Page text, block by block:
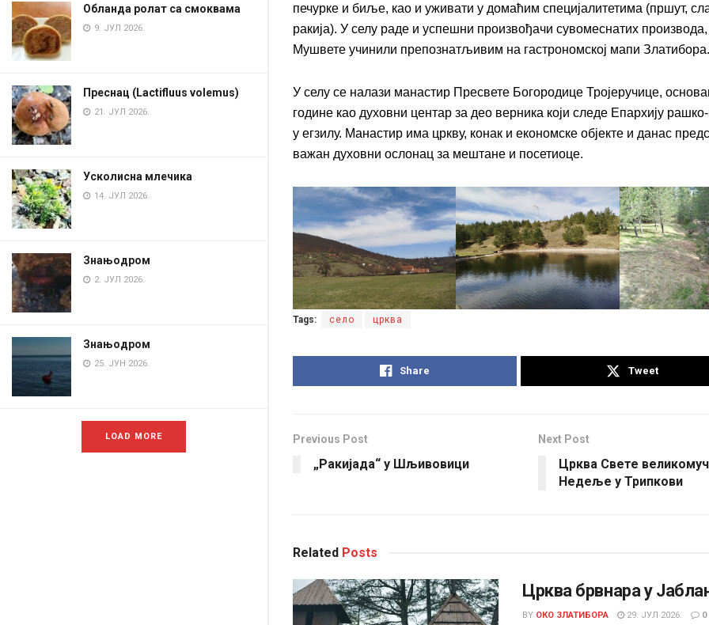
Обланда ролат са смоквама
9. ЈУЛ 2026.
Преснац (Lactifluus volemus)
21. ЈУЛ 2026.
Усколисна млечика
14. ЈУЛ 2026.
Знањодром
2. ЈУЛ 2026.
Знањодром
25. ЈУН 2026.
LOAD MORE
печурке и биље, као и уживати у домаћим специјалитетима (пршут,
ракија). У селу раде и успешни произвођачи сувомеснатих производа,
Мушвете учинили препознатљивим на гастрономској мапи Златибора.
У селу се налази манастир Пресвете Богородице Тројеручице,
године као духовни центар за део верника који следе Епархију
у егзилу. Манастир има цркву, конак и економске објекте и данас
важан духовни ослонац за мештане и посетиоце.
Tags: село црква
Share Tweet
Previous Post
„Ракијада“ у Шљивовици
Next Post
Црква Свете
Недеље у Трипкови
Related Posts
Црква брвнара у
BY ОКО ЗЛАТИБОРА 29. ЈУЛ 2026. 0